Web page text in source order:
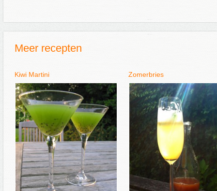
Meer recepten
Kiwi Martini Zomerbries